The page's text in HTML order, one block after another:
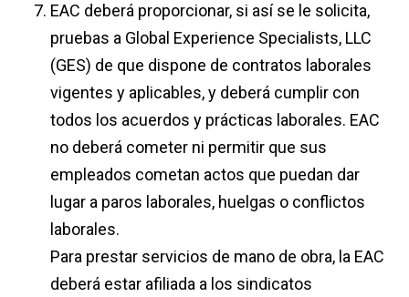
EAC deberá proporcionar, si así se le solicita,
pruebas a Global Experience Specialists, LLC
(GES) de que dispone de contratos laborales
vigentes y aplicables, y deberá cumplir con
todos los acuerdos y prácticas laborales. EAC
no deberá cometer ni permitir que sus
empleados cometan actos que puedan dar
lugar a paros laborales, huelgas o conflictos
laborales.
Para prestar servicios de mano de obra, la EAC
deberá estar afiliada a los sindicatos